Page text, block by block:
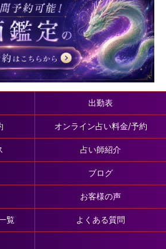
出勤表
オンライン占い料金/予約
占い師紹介
ブログ
お客様の声
覧 よくある質問